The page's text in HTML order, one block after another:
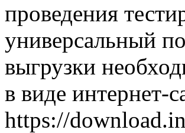
проведения
универсальный
выгрузки
в виде интернет-
https://